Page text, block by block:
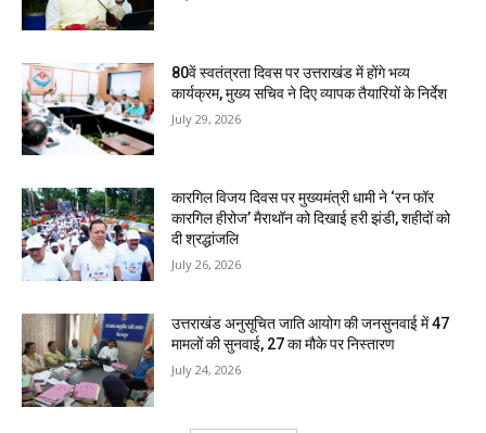
80वें स्वतंत्रता दिवस पर उत्तराखंड में होंगे भव्य
कार्यक्रम, मुख्य सचिव ने दिए व्यापक तैयारियों के निर्देश
July 29, 2026
कारगिल विजय दिवस पर मुख्यमंत्री धामी ने ‘रन फॉर
कारगिल हीरोज’ मैराथॉन को दिखाई हरी झंडी, शहीदों को
दी श्रद्धांजलि
July 26, 2026
उत्तराखंड अनुसूचित जाति आयोग की जनसुनवाई में 47
मामलों की सुनवाई, 27 का मौके पर निस्तारण
July 24, 2026